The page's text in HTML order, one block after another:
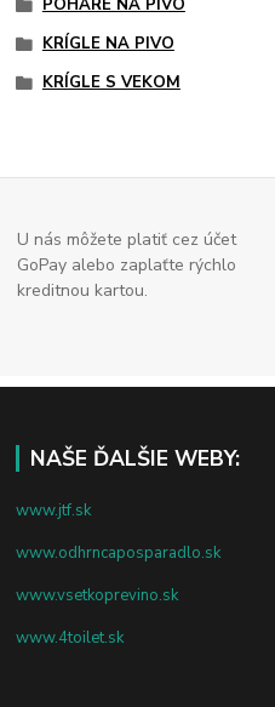
POHÁRE NA PIVO
KRÍGLE NA PIVO
KRÍGLE S VEKOM
U nás môžete platiť cez účet
GoPay alebo zaplaťte rýchlo
kreditnou kartou.
NAŠE ĎALŠIE WEBY:
www.jtf.sk
www.odhrncaposparadlo.sk
www.vsetkoprevino.sk
www.4toilet.sk